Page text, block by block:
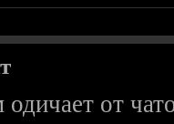
от